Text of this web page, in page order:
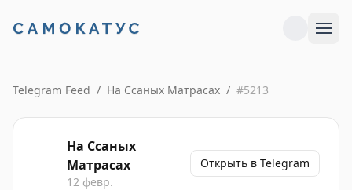
Telegram Feed / На Ссаных Матрасах / #5213
На Ссаных
Матрасах
12 февр.
Открыть в Telegram